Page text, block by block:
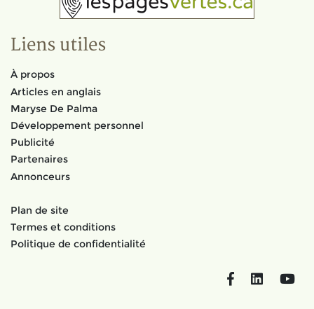
Liens utiles
À propos
Articles en anglais
Maryse De Palma
Développement personnel
Publicité
Partenaires
Annonceurs
Plan de site
Termes et conditions
Politique de confidentialité
FacebookLinkedIn